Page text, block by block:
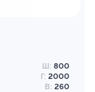
Ш: 800
Г: 2000
В: 260